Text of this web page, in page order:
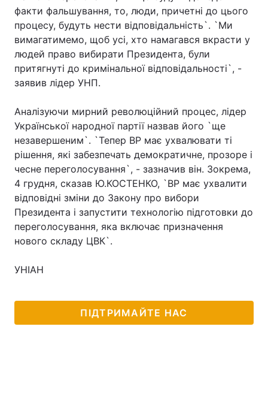
факти фальшування, то, люди, причетні до цього
процесу, будуть нести відповідальність`. `Ми
вимагатимемо, щоб усі, хто намагався вкрасти у
людей право вибирати Президента, були
притягнуті до кримінальної відповідальності`, -
заявив лідер УНП.
Аналізуючи мирний революційний процес, лідер
Української народної партії назвав його `ще
незавершеним`. `Тепер ВР має ухвалювати ті
рішення, які забезпечать демократичне, прозоре і
чесне переголосування`, - зазначив він. Зокрема,
4 грудня, сказав Ю.КОСТЕНКО, `ВР має ухвалити
відповідні зміни до Закону про вибори
Президента і запустити технологію підготовки до
переголосування, яка включає призначення
нового складу ЦВК`.
УНІАН
ПІДТРИМАЙТЕ НАС